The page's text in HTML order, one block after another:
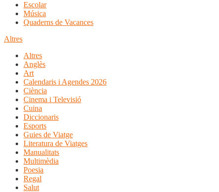
Escolar
Música
Quaderns de Vacances
Altres
Altres
Anglès
Art
Calendaris i Agendes 2026
Ciència
Cinema i Televisió
Cuina
Diccionaris
Esports
Guies de Viatge
Literatura de Viatges
Manualitats
Multimèdia
Poesia
Regal
Salut